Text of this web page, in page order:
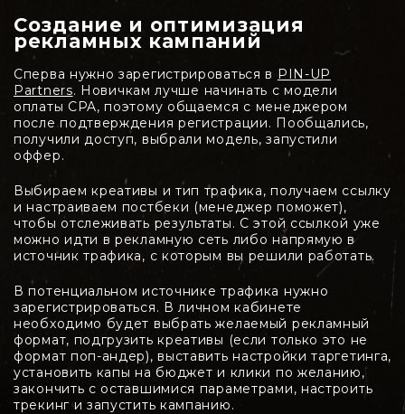
Создание и оптимизация
рекламных кампаний
Сперва нужно зарегистрироваться в PIN-UP
Partners. Новичкам лучше начинать с модели
оплаты CPA, поэтому общаемся с менеджером
после подтверждения регистрации. Пообщались,
получили доступ, выбрали модель, запустили
оффер.
Выбираем креативы и тип трафика, получаем ссылку
и настраиваем постбеки (менеджер поможет),
чтобы отслеживать результаты. С этой ссылкой уже
можно идти в рекламную сеть либо напрямую в
источник трафика, с которым вы решили работать.
В потенциальном источнике трафика нужно
зарегистрироваться. В личном кабинете
необходимо будет выбрать желаемый рекламный
формат, подгрузить креативы (если только это не
формат поп-андер), выставить настройки таргетинга,
установить капы на бюджет и клики по желанию,
закончить с оставшимися параметрами, настроить
трекинг и запустить кампанию.